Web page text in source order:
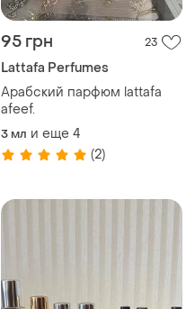
95 грн 23
Lattafa Perfumes
Арабский парфюм lattafa
afeef.
3 мл и еще 4
(2)